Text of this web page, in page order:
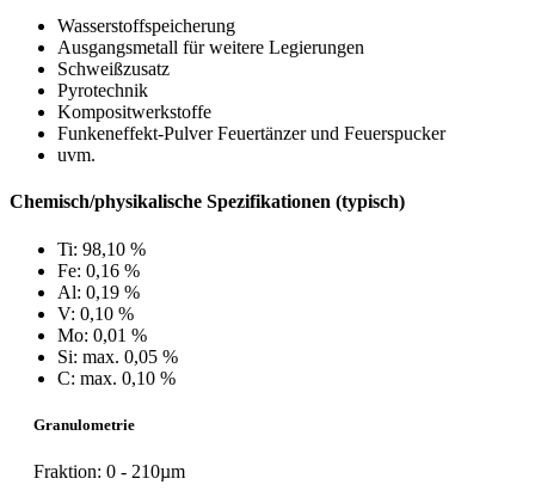
Wasserstoffspeicherung
Ausgangsmetall für weitere Legierungen
Schweißzusatz
Pyrotechnik
Kompositwerkstoffe
Funkeneffekt-Pulver Feuertänzer und Feuerspucker
uvm.
Chemisch/physikalische Spezifikationen (typisch)
Ti: 98,10 %
Fe: 0,16 %
Al: 0,19 %
V: 0,10 %
Mo: 0,01 %
Si: max. 0,05 %
C: max. 0,10 %
Granulometrie
Fraktion: 0 - 210µm